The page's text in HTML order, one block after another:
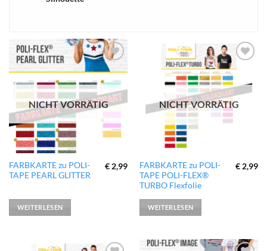
zur
hinzufügen
NICHT VORRÄTIG
FARBKARTE zu POLI-
TAPE PEARL GLITTER
€ 2,99
WEITERLESEN
zur
Wunschliste
hinzufügen
NICHT VORRÄTIG
FARBKARTE zu POLI-
TAPE POLI-FLEX®
TURBO Flexfolie
€ 2,99
WEITERLESEN